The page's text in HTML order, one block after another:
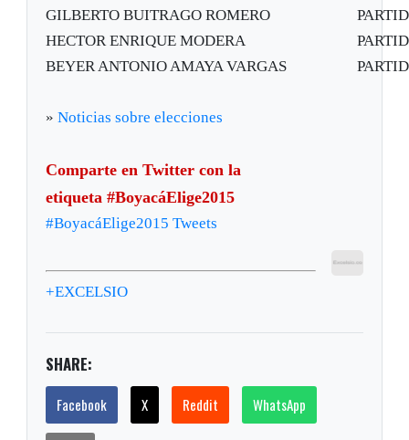
GILBERTO BUITRAGO ROMERO
HECTOR ENRIQUE MODERA
BEYER ANTONIO AMAYA VARGAS
»Noticias sobre elecciones
Comparte en Twitter con la
etiqueta #BoyacáElige2015
#BoyacáElige2015 Tweets
+EXCELSIO
SHARE:
Facebook X Reddit WhatsApp